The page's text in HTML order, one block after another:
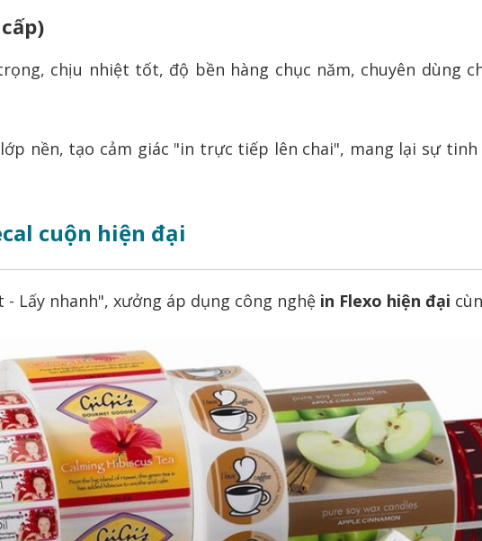
chịu nhiệt tốt, độ bền hàng chục năm, chuyên dùng
nền, tạo cảm giác "in trực tiếp lên chai", mang lại sự
cuộn hiện đại
Lấy nhanh", xưởng áp dụng công nghệ in Flexo hiện đại